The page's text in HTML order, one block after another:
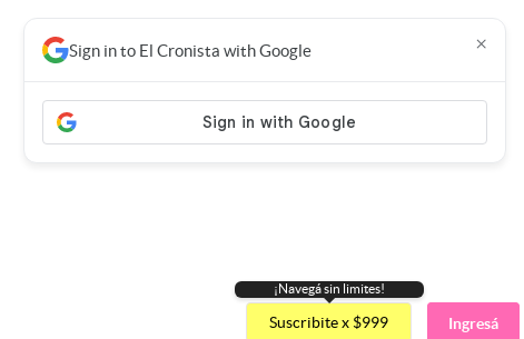
¡Navegá sin limites!
Suscribite x $999 Ingresá
Sign in to El Cronista with Google ×